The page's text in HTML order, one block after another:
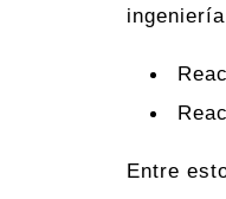
Entre